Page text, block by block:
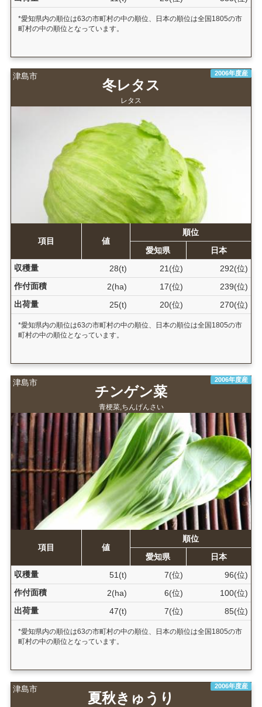
*愛知県内の順位は63の市町村の中の順位、日本の順位は全国1805の市
町村の中の順位となっています。
津島市 2006年度産
冬レタス
レタス
項目 値
順位
愛知県
日本
収穫量
28(t) 21(位)
292(位)
作付面積
2(ha) 17(位)
239(位)
出荷量
25(t) 20(位) 270(位)
*愛知県内の順位は63の市町村の中の順位、日本の順位は全国1805の市
町村の中の順位となっています。
津島市 2006年度産
チンゲン菜
青梗菜,ちんげんさい
項目 値
順位
愛知県
日本
収穫量
51(t) 7(位)
96(位)
作付面積
2(ha) 6(位)
100(位)
出荷量
47(t) 7(位) 85(位)
*愛知県内の順位は63の市町村の中の順位、日本の順位は全国1805の市
町村の中の順位となっています。
津島市 2006年度産
夏秋きゅうり